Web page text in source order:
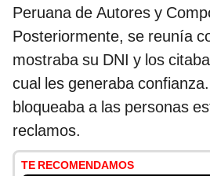
Peruana de Autores y
Posteriormente, se reunía
mostraba su DNI y los
cual les generaba
bloqueaba a las personas
reclamos.
TE RECOMENDAMOS